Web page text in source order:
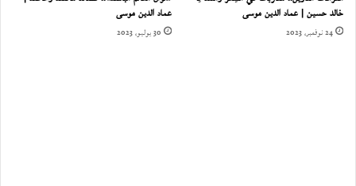
خالد حسين | عماد الدين موسى
24 نوفمبر، 2023
عماد الدين موسى
30 يوليو، 2023